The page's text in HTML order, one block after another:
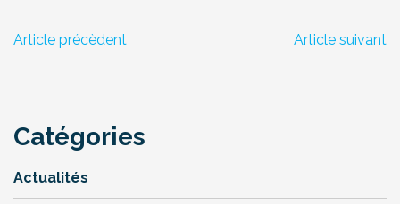
Article précèdent Article suivant
Catégories
Actualités